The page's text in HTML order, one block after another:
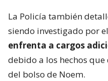
La Policía también
siendo investigado por
enfrenta a cargos
debido a los hechos
del bolso de Noem.